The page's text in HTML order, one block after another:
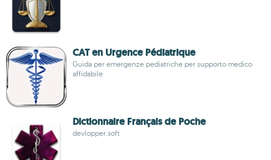
CAT en Urgence Pédiatrique
Guida per emergenze pediatriche per supporto medico
affidabile
Dictionnaire Français de Poche
devlopper.soft